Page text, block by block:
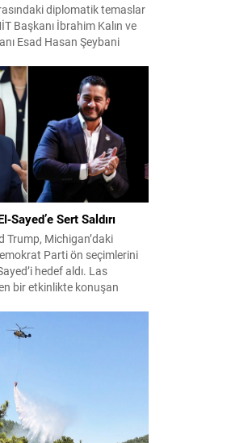
diplomatik temaslar
Başkanı İbrahim Kalın ve
Esad Hasan Şeybani
ve bölgesel istikrar
ele alındı. Taraflar, komşu
gerekliliği
ayrıca Suriye-Lübnan
Sert Saldırı
Trump, Michigan’daki
Parti ön seçimlerini
hedef aldı. Las
bir etkinlikte konuşan
taşıyan bir kişi olmakla
olarak nitelendirdi.
El‑Sayed’in “Yahudilerden
bu...